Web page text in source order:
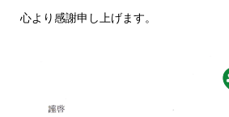
心より感謝申し上げます。